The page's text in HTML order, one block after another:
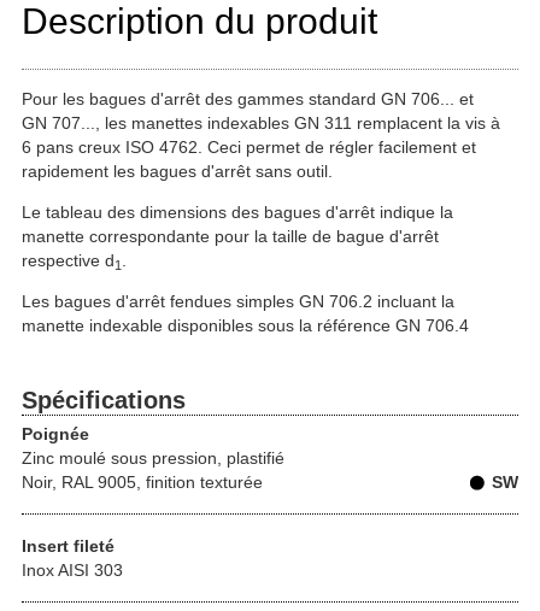
Description du produit
Pour les bagues d'arrêt des gammes standard GN 706... et
GN 707..., les manettes indexables GN 311 remplacent la vis à
6 pans creux ISO 4762. Ceci permet de régler facilement et
rapidement les bagues d'arrêt sans outil.
Le tableau des dimensions des bagues d'arrêt indique la
manette correspondante pour la taille de bague d'arrêt
respective d1
Les bagues d'arrêt fendues simples GN 706.2 incluant la
manette indexable disponibles sous la référence GN 706.4
Spécifications
Poignée
Zinc moulé sous pression, plastifié
Noir, RAL 9005, finition texturée
SW
Insert fileté
Inox AISI 303